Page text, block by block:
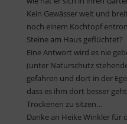
Kein Gewässer weit und
noch einem Kochtopf
Steine am Haus geflüchtet?
Eine Antwort wird es nie
(unter Naturschutz
gefahren und dort in der
dass es ihm dort besser
Trockenen zu sitzen…
Danke an Heike Winkler für